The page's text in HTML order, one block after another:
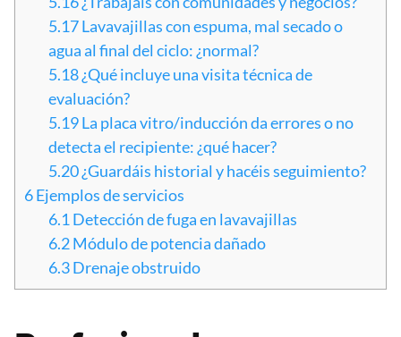
5.17Lavavajillas con espuma, mal secado o
agua al final del ciclo: ¿normal?
5.18¿Qué incluye una visita técnica de
evaluación?
5.19La placa vitro/inducción da errores o no
detecta el recipiente: ¿qué hacer?
5.20¿Guardáis historial y hacéis seguimiento?
6Ejemplos de servicios
6.1 Detección de fuga en lavavajillas
6.2Módulo de potencia dañado
6.3Drenaje obstruido